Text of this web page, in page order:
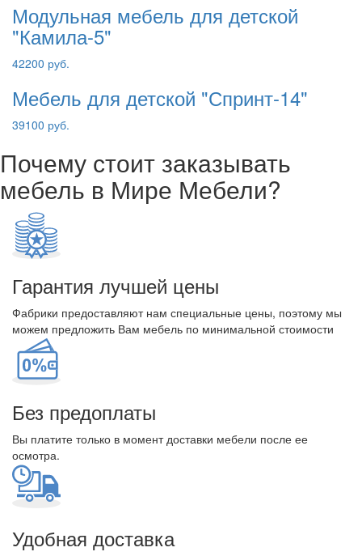
Модульная мебель для детской
"Камила-5"
42200 руб.
Мебель для детской "Спринт-14"
39100 руб.
Почему стоит заказывать
мебель в Мире Мебели?
Гарантия лучшей цены
Фабрики предоставляют нам специальные цены, поэтому мы
можем предложить Вам мебель по минимальной стоимости
Без предоплаты
Вы платите только в момент доставки мебели после ее
осмотра.
Удобная доставка